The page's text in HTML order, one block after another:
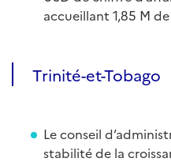
accueillant 1,85 M
Trinité-et-Tobago
Le conseil
stabilité de la